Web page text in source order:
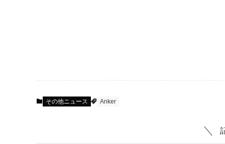
その他ニュース Anker